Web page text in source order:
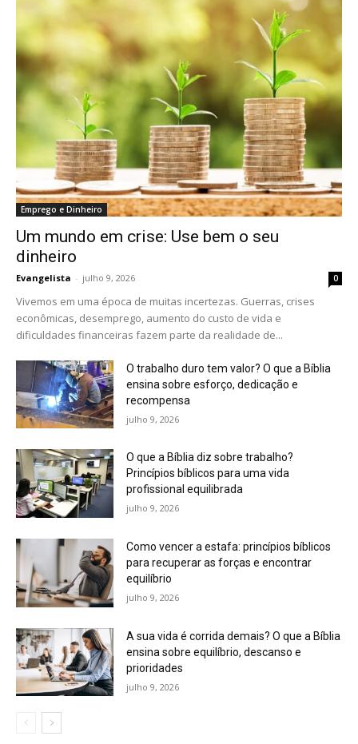
Emprego e Dinheiro
Um mundo em crise: Use bem o seu
dinheiro
Evangelista - julho 9, 2026 0
Vivemos em uma época de muitas incertezas. Guerras, crises
econômicas, desemprego, aumento do custo de vida e
dificuldades financeiras fazem parte da realidade de...
O trabalho duro tem valor? O que a Bíblia
ensina sobre esforço, dedicação e
recompensa
julho 9, 2026
O que a Bíblia diz sobre trabalho?
Princípios bíblicos para uma vida
profissional equilibrada
julho 9, 2026
Como vencer a estafa: princípios bíblicos
para recuperar as forças e encontrar
equilíbrio
julho 9, 2026
A sua vida é corrida demais? O que a Bíblia
ensina sobre equilíbrio, descanso e
prioridades
julho 9, 2026